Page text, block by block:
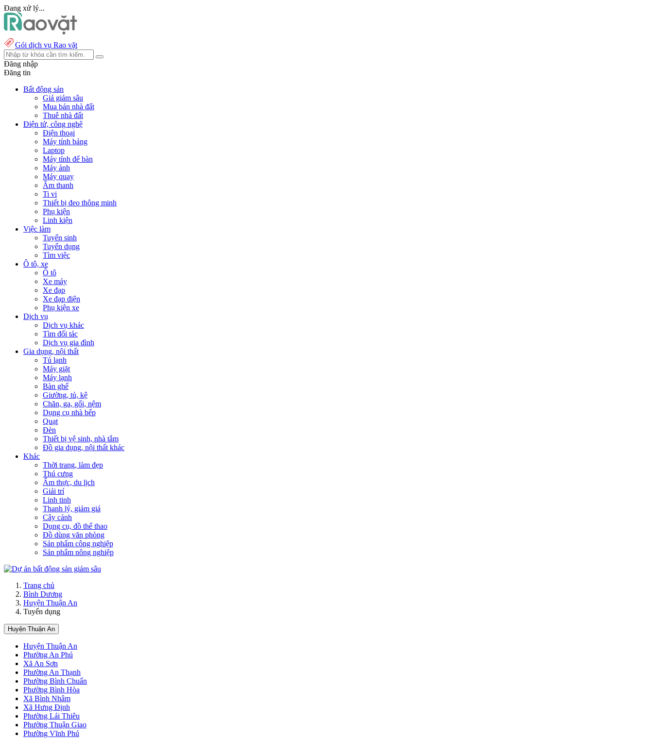
Đang xử lý...
Gói dịch vụ Rao vặt
Đăng nhập
Đăng tin
Bất động sản
Giá giảm sâu
Mua bán nhà đất
Thuê nhà đất
Điện tử, công nghệ
Điện thoại
Máy tính bảng
Laptop
Máy tính để bàn
Máy ảnh
Máy quay
Âm thanh
Ti vi
Thiết bị đeo thông minh
Phụ kiện
Linh kiện
Việc làm
Tuyển sinh
Tuyển dụng
Tìm việc
Ô tô, xe
Ô tô
Xe máy
Xe đạp
Xe đạp điện
Phụ kiện xe
Dịch vụ
Dịch vụ khác
Tìm đối tác
Dịch vụ gia đình
Gia dụng, nội thất
Tủ lạnh
Máy giặt
Máy lạnh
Bàn ghế
Giường, tủ, kệ
Chăn, ga, gối, nệm
Dụng cụ nhà bếp
Quạt
Đèn
Thiết bị vệ sinh, nhà tắm
Đồ gia dụng, nội thất khác
Khác
Thời trang, làm đẹp
Thú cưng
Ẩm thực, du lịch
Giải trí
Linh tinh
Thanh lý, giảm giá
Cây cảnh
Dụng cụ, đồ thể thao
Đồ dùng văn phòng
Sản phẩm công nghiệp
Sản phẩm nông nghiệp
Trang chủ
Bình Dương
Huyện Thuận An
Tuyển dụng
Huyện Thuận An
Huyện Thuận An
Phường An Phú
Xã An Sơn
Phường An Thạnh
Phường Bình Chuẩn
Phường Bình Hòa
Xã Bình Nhâm
Xã Hưng Định
Phường Lái Thiêu
Phường Thuận Giao
Phường Vĩnh Phú